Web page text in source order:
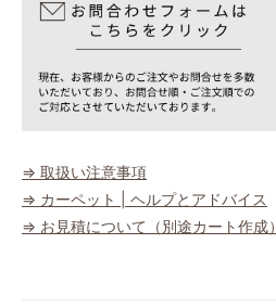
⇒ 取扱い注意事項
⇒ カーペット | ヘルプとアドバイス
⇒ お見積について（別途カート作成）